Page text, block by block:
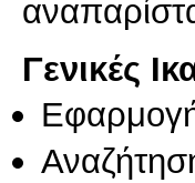
Γενικές